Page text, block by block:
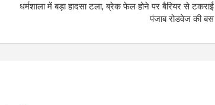
धर्मशाला में बड़ा हादसा टला, ब्रेक फेल होने पर बैरियर से टकराई
पंजाब रोडवेज की बस